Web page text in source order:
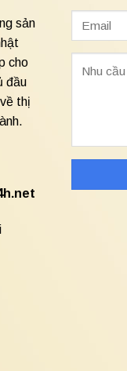
sản
cho
đầu
thị